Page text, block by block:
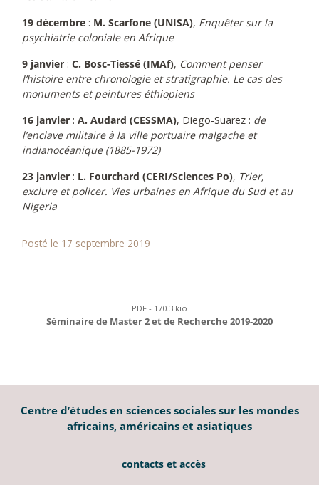
19 décembre : M. Scarfone (UNISA), Enquêter sur la
psychiatrie coloniale en Afrique
9 janvier : C. Bosc-Tiessé (IMAf), Comment penser
l’histoire entre chronologie et stratigraphie. Le cas des
monuments et peintures éthiopiens
16 janvier : A. Audard (CESSMA), Diego-Suarez : de
l’enclave militaire à la ville portuaire malgache et
indianocéanique (1885-1972)
23 janvier : L. Fourchard (CERI/Sciences Po), Trier,
exclure et policer. Vies urbaines en Afrique du Sud et au
Nigeria
Posté le 17 septembre 2019
PDF - 170.3 kio
Séminaire de Master 2 et de Recherche 2019-2020
Centre d’études en sciences sociales sur les mondes
africains, américains et asiatiques
contacts et accès